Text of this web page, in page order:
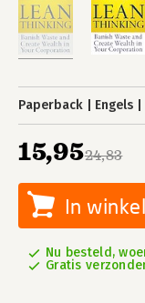
Paperback Engels
24,83
15,95
In
Nu besteld,
Gratis